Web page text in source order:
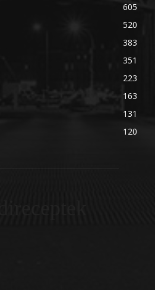
605
520
383
351
223
163
131
120